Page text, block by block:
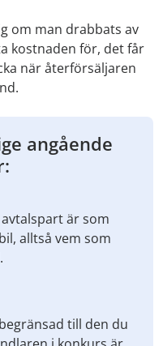
om man drabbats av
kostnaden för, det får
när återförsäljaren
angående
är som
alltså vem som
till den du